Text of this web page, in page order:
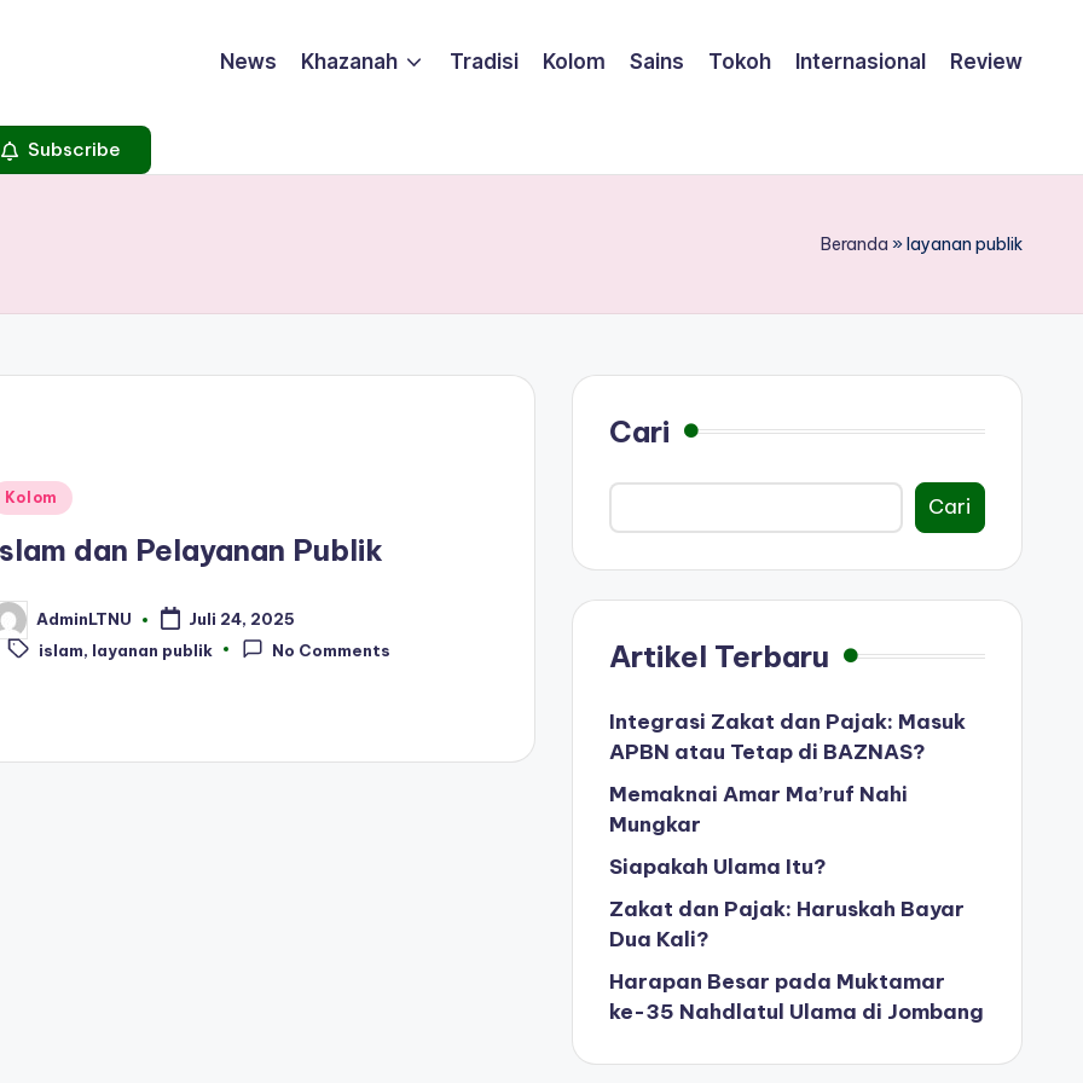
News Khazanah Tradisi Kolom Sains Tokoh Internasional Review
Subscribe
Beranda »layanan publik
Kolom
dan Pelayanan Publik
AdminLTNU Juli 24, 2025
Tags:
islam, layanan publik No Comments
Cari
Cari
Artikel Terbaru
Integrasi Zakat dan Pajak: Masuk
APBN atau Tetap di BAZNAS?
Memaknai Amar Ma’ruf Nahi
Mungkar
Siapakah Ulama Itu?
Zakat dan Pajak: Haruskah Bayar
Dua Kali?
Harapan Besar pada Muktamar
ke-35 Nahdlatul Ulama di Jombang